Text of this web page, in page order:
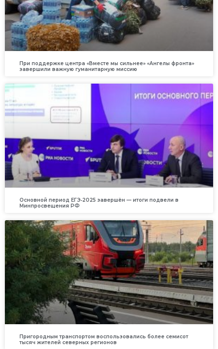
При поддержке центра «Вместе мы сильнее» «Ангелы фронта»
завершили важную гуманитарную миссию
Основной период ЕГЭ‑2025 завершён — итоги подвели в
Минпросвещения РФ
Пригородным транспортом воспользовались более семисот
тысяч жителей северных регионов